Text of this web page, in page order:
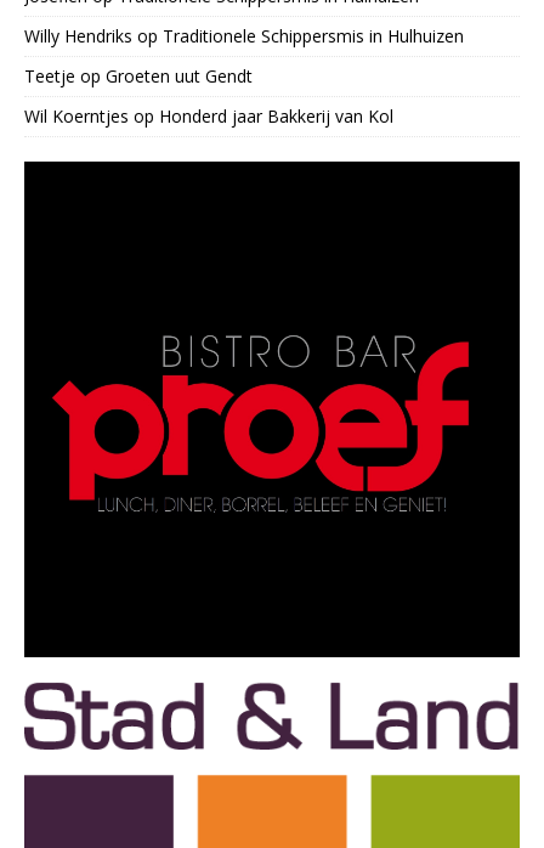
Willy Hendriks op Traditionele Schippersmis in Hulhuizen
Teetje op Groeten uut Gendt
Wil Koerntjes op Honderd jaar Bakkerij van Kol